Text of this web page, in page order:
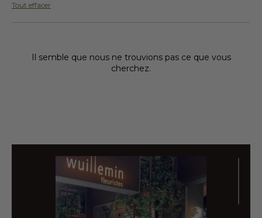
Tout effacer
Il semble que nous ne trouvions pas ce que vous
cherchez.